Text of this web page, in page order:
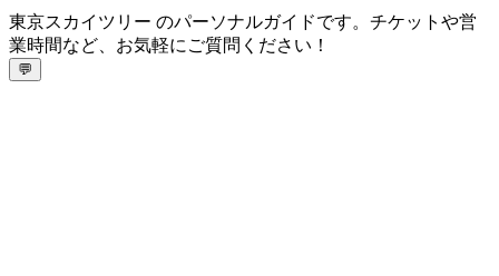
東京スカイツリー のパーソナルガイドです。チケットや営
業時間など、お気軽にご質問ください！
💬